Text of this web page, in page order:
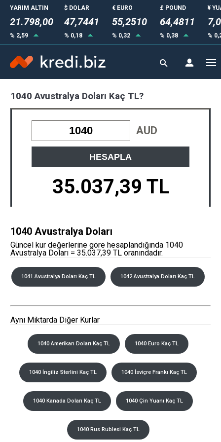
YARIM ALTIN
21.798,00
% 2,59
$ DOLAR
47,7441
% 0,18
€ EURO
55,2510
% 0,32
£ POUND
64,4811
% 0,38
¥
%
1040 Avustralya Doları Kaç TL?
AUD
HESAPLA
35.037,39 TL
1040 Avustralya Doları
Güncel kur değerlerine göre hesaplandığında 1040
Avustralya Doları = 35.037,39 TL oranındadır.
1041 Avustralya Doları Kaç TL 1042 Avustralya Doları Kaç TL
Aynı Miktarda Diğer Kurlar
1040 Amerikan Doları Kaç TL 1040 Euro Kaç TL
1040 İngiliz Sterlini Kaç TL 1040 İsviçre Frankı Kaç TL
1040 Kanada Doları Kaç TL 1040 Çin Yuanı Kaç TL
1040 Rus Rublesi Kaç TL